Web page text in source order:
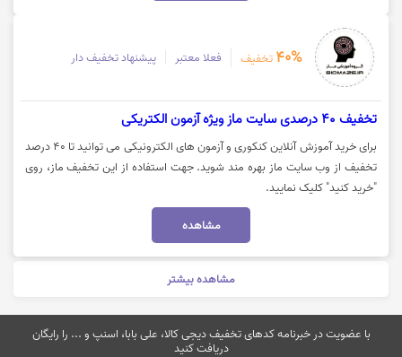
40% تخفیف فعلا معتبر پیشنهاد تخفیف دار
تخفیف 40 درصدی سایت ماز ویژه آزمون الکتریکی
برای خرید آموزش آنلاین کنکوری و آزمون های الکترونیکی می توانید تا 40 درصد
تخفیف از وب سایت ماز بهره مند شوید. جهت استفاده از این تخفیف ماز، روی
"خرید کنید" کلیک نمایید.
مشاهده
مشاهده بیشتر
با عضویت در خبرنامه کدهای تخفیف دیجی کالا، علی بابا، اسنپ و ... را رایگان
دریافت کنید